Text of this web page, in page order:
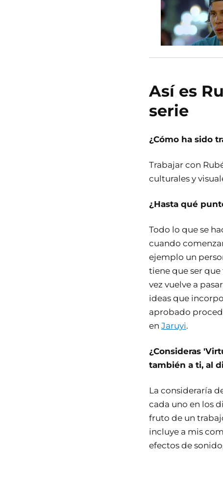
Así es
serie
¿Cómo ha sido
Trabajar con
culturales y
¿Hasta qué
Todo lo que se
cuando
ejemplo un
tiene que ser
vez vuelve a
ideas que
aprobado
en Jaruyi.
¿Consideras
también a ti, al
La consideraría
cada uno en los
fruto de un
incluye a mis
efectos de